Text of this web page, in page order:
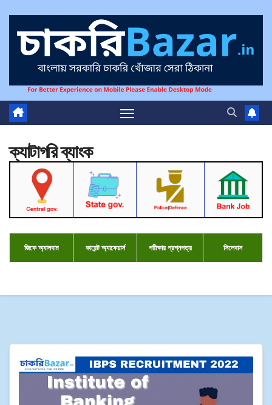
ক্যাটাগরিব্যাংক
জিকেঅ্যালবাম কারেন্ট অ্যাফেয়ার্স পরীক্ষার প্রশ্নপত্র সিলেবাস